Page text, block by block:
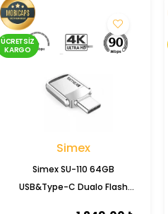
Simex
Simex SU-110 64GB
USB&Type-C Dualo Flash
ÜCRETSIZ
KARGO